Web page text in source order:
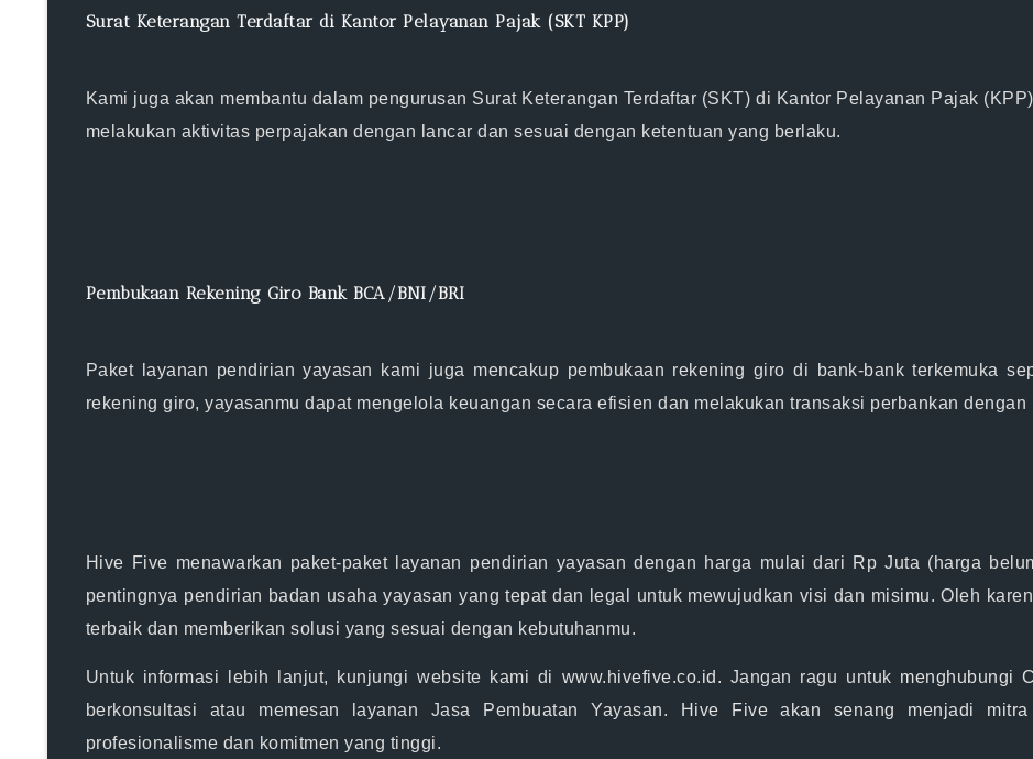
Surat Keterangan Terdaftar di Kantor Pelayanan Pajak (SKT KPP)
Kami juga akan membantu dalam pengurusan Surat Keterangan Terdaftar (SKT) di Kantor Pelayanan Pajak
melakukan aktivitas perpajakan dengan lancar dan sesuai dengan ketentuan yang berlaku.
Pembukaan Rekening Giro Bank BCA/BNI/BRI
Paket layanan pendirian yayasan kami juga mencakup pembukaan rekening giro di bank-bank terkemuka
rekening giro, yayasanmu dapat mengelola keuangan secara efisien dan melakukan transaksi perbankan dengan
Hive Five menawarkan paket-paket layanan pendirian yayasan dengan harga mulai dari Rp Juta (harga
pentingnya pendirian badan usaha yayasan yang tepat dan legal untuk mewujudkan visi dan misimu. Oleh
terbaik dan memberikan solusi yang sesuai dengan kebutuhanmu.
Untuk informasi lebih lanjut, kunjungi website kami di www.hivefive.co.id . Jangan ragu untuk menghubungi
berkonsultasi atau memesan layanan Jasa Pembuatan Yayasan.
Hive Five akan senang menjadi mitra
profesionalisme dan komitmen yang tinggi.